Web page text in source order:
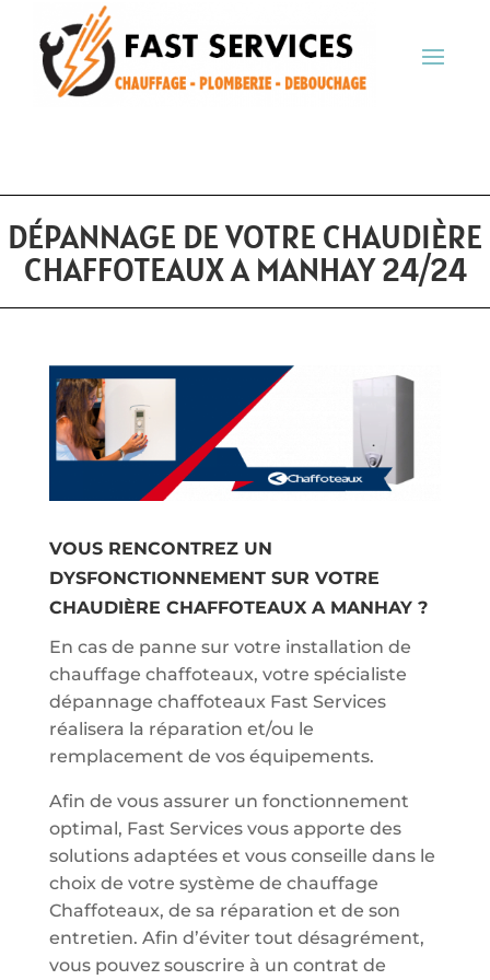
DÉPANNAGE DE VOTRE CHAUDIÈRE
CHAFFOTEAUX A MANHAY 24/24
VOUS RENCONTREZ UN
DYSFONCTIONNEMENT SUR VOTRE
CHAUDIÈRE CHAFFOTEAUX A MANHAY ?
En cas de panne sur votre installation de
chauffage chaffoteaux, votre spécialiste
dépannage chaffoteaux Fast Services
réalisera la réparation et/ou le
remplacement de vos équipements.
Afin de vous assurer un fonctionnement
optimal, Fast Services vous apporte des
solutions adaptées et vous conseille dans le
choix de votre système de chauffage
Chaffoteaux, de sa réparation et de son
entretien. Afin d’éviter tout désagrément,
vous pouvez souscrire à un contrat de